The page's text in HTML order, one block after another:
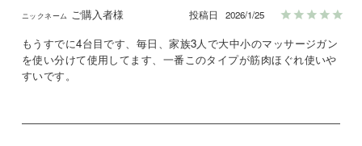
ご購入者様 投稿日 2026/1/25
もうすでに4台目です、毎日、家族3人で大中小のマッサージガン
を使い分けて使用してます、一番このタイプが筋肉ほぐれ使いや
すいです。